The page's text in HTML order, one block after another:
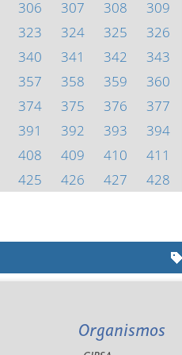
306 307 308
309
323 324 325
326
340 341 342
343
357 358 359
360
374 375 376
377
391 392 393
394
408 409 410
411
425 426 427
428
Organismos